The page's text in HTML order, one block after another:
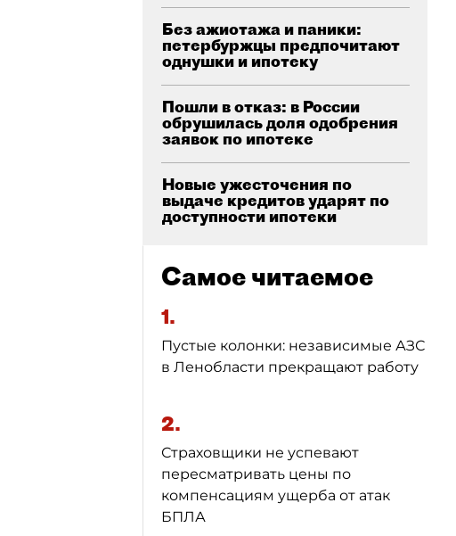
Без ажиотажа и паники:
петербуржцы предпочитают
однушки и ипотеку
Пошли в отказ: в России
обрушилась доля одобрения
заявок по ипотеке
Новые ужесточения по
выдаче кредитов ударят по
доступности ипотеки
Самое читаемое
1.
Пустые колонки: независимые АЗС
в Ленобласти прекращают работу
2.
Страховщики не успевают
пересматривать цены по
компенсациям ущерба от атак
БПЛА